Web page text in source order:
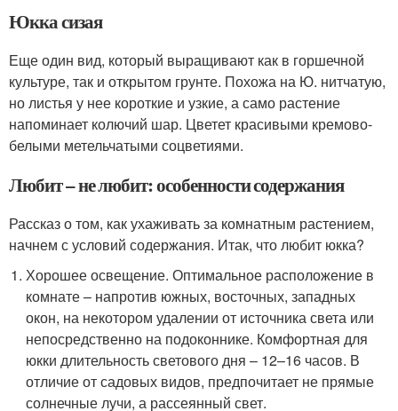
Юкка сизая
Еще один вид, который выращивают как в горшечной
культуре, так и открытом грунте. Похожа на Ю. нитчатую,
но листья у нее короткие и узкие, а само растение
напоминает колючий шар. Цветет красивыми кремово-
белыми метельчатыми соцветиями.
Любит – не любит: особенности содержания
Рассказ о том, как ухаживать за комнатным растением,
начнем с условий содержания. Итак, что любит юкка?
Хорошее освещение. Оптимальное расположение в
комнате – напротив южных, восточных, западных
окон, на некотором удалении от источника света или
непосредственно на подоконнике. Комфортная для
юкки длительность светового дня – 12–16 часов. В
отличие от садовых видов, предпочитает не прямые
солнечные лучи, а рассеянный свет.